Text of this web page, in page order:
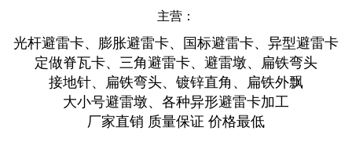
主营：
光杆避雷卡、膨胀避雷卡、国标避雷卡、异型避雷卡
定做脊瓦卡、三角避雷卡、避雷墩、扁铁弯头
接地针、扁铁弯头、镀锌直角、扁铁外飘
大小号避雷墩、各种异形避雷卡加工
厂家直销 质量保证 价格最低